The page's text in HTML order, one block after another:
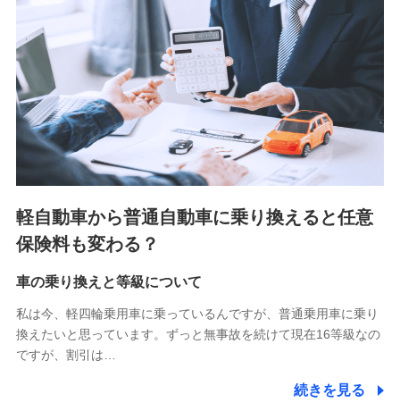
■少額短期保険
株式会社アシロ少額短期保険 (https://kailash.co.jp/)
SBIいきいき少額短期保険会社 (https://www.i-
sedai.com/)
SBIペット少額短期保険株式会社 (https://www.sbipet-
ssi.co.jp/)
SBIリスタ少額短期保険会社
(https://www.jishin.co.jp/)
スマートプラス少額短期保険株式会社
チューリッヒ少額短期保険株式会社
(https://www.zurichssi.co.jp/)
(https://www.tokiomarine-x.co.jp/)
(https://pshoken.co.jp/)
リトルファミリー少額短期保険株式会社
(https://www.littlefamily-ssi.com/)
軽自動車から普通自動車に乗り換えると任意
保険料も変わる？
車の乗り換えと等級について
私は今、軽四輪乗用車に乗っているんですが、普通乗用車に乗り
換えたいと思っています。ずっと無事故を続けて現在16等級なの
ですが、割引は…
続きを見る